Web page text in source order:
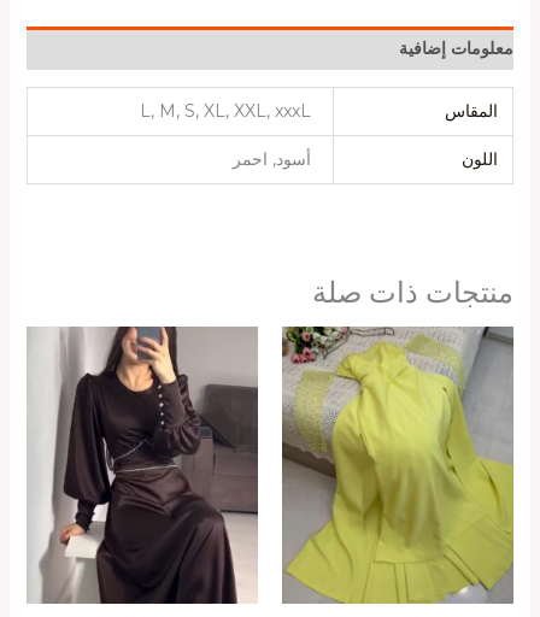
معلومات إضافية
المقاس L, M, S, XL, XXL, xxxL
اللون أسود, احمر
منتجات ذات صلة